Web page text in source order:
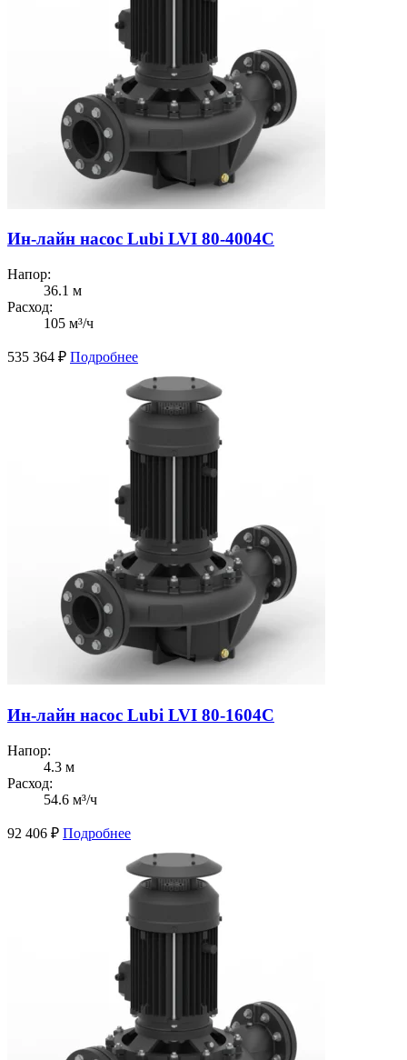
Ин-лайн насос Lubi LVI 80-4004C
Напор:
36.1 м
Расход:
105 м³/ч
535 364 ₽ Подробнее
Ин-лайн насос Lubi LVI 80-1604C
Напор:
4.3 м
Расход:
54.6 м³/ч
92 406 ₽ Подробнее